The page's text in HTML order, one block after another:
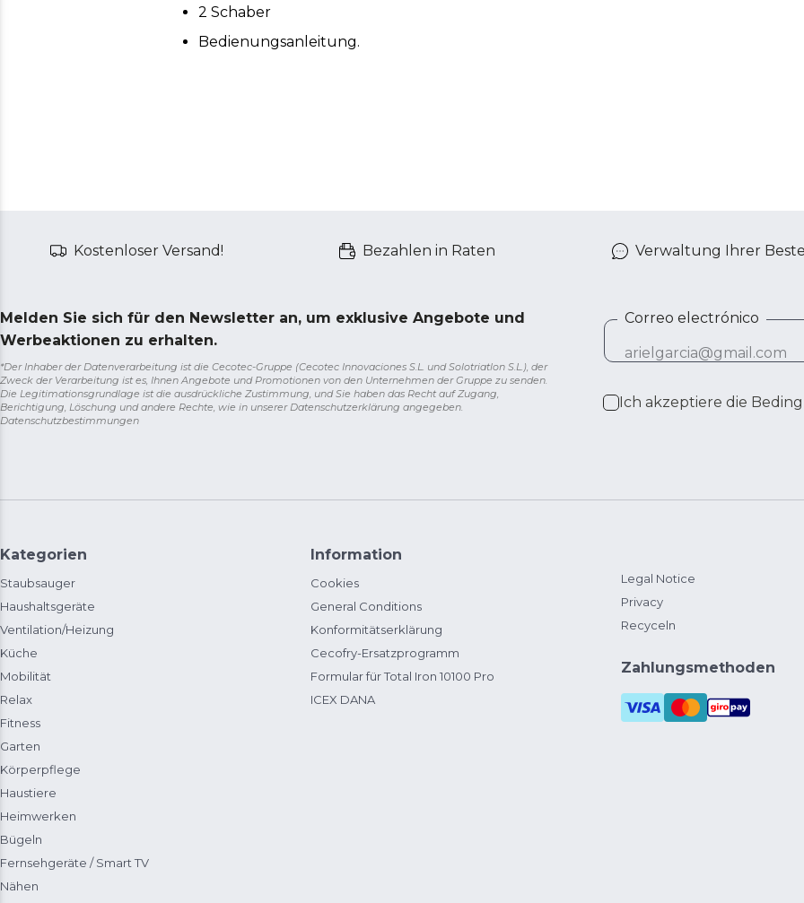
2 Schaber
Bedienungsanleitung.
Kostenloser Versand! Bezahlen in Raten Verwaltung Ihrer
Melden Sie sich für den Newsletter an, um exklusive Angebote und
Werbeaktionen zu erhalten.
*Der Inhaber der Datenverarbeitung ist die Cecotec-Gruppe (Cecotec Innovaciones S.L. und Solotriatlon S.L.), der
Zweck der Verarbeitung ist es, Ihnen Angebote und Promotionen von den Unternehmen der Gruppe zu senden.
Die Legitimationsgrundlage ist die ausdrückliche Zustimmung, und Sie haben das Recht auf Zugang,
Berichtigung, Löschung und andere Rechte, wie in unserer Datenschutzerklärung angegeben.
Datenschutzbestimmungen
Correo electrónico
Ich akzeptiere die
Kategorien
Staubsauger
Haushaltsgeräte
Ventilation/Heizung
Küche
Mobilität
Relax
Fitness
Garten
Körperpflege
Haustiere
Heimwerken
Bügeln
Fernsehgeräte / Smart TV
Nähen
Information
Cookies
General Conditions
Konformitätserklärung
Cecofry-Ersatzprogramm
Formular für Total Iron 10100 Pro
ICEX DANA
Legal Notice
Privacy
Recyceln
Zahlungsmethoden